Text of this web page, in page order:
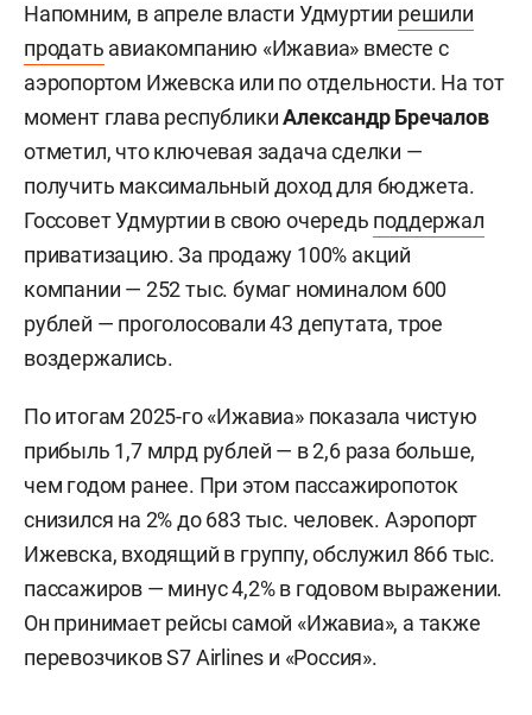
Напомним, в апреле власти Удмуртии решили
продать авиакомпанию «Ижавиа» вместе с
аэропортом Ижевска или по отдельности. На тот
момент глава республикиАлександр Бречалов
отметил, что ключевая задача сделки —
получить максимальный доход для бюджета.
Госсовет Удмуртии в свою очередь поддержал
приватизацию. За продажу 100% акций
компании — 252 тыс. бумаг номиналом 600
рублей — проголосовали 43 депутата, трое
воздержались.
По итогам 2025-го «Ижавиа» показала чистую
прибыль 1,7 млрд рублей — в 2,6 раза больше,
чем годом ранее. При этом пассажиропоток
снизился на 2% до 683 тыс. человек. Аэропорт
Ижевска, входящий в группу, обслужил 866 тыс.
пассажиров — минус 4,2% в годовом выражении.
Он принимает рейсы самой «Ижавиа», а также
перевозчиков S7 Airlines и «Россия».